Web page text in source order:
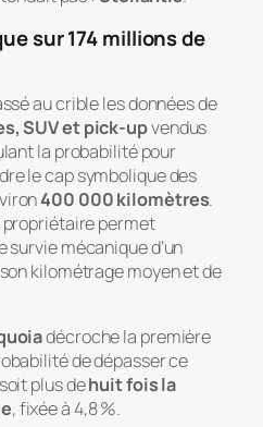
sur 174 millions de
au crible les données de
SUV et pick-upvendus
la probabilité pour
le cap symbolique des
400 000 kilomètres.
permet
survie mécanique d’un
kilométrage moyen et de
décroche la première
de dépasser ce
plus dehuit fois la
, fixée à 4,8 %.